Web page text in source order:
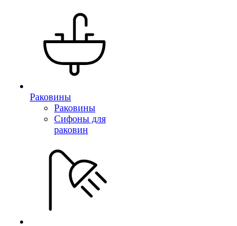
Раковины
Раковины
Сифоны для
раковин